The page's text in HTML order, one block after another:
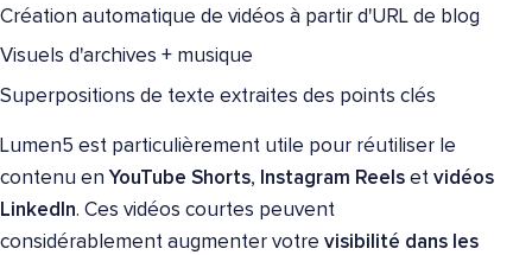
Création automatique de vidéos à partir d'URL de blog
Visuels d'archives + musique
Superpositions de texte extraites des points clés
Lumen5 est particulièrement utile pour réutiliser le
contenu en YouTube Shorts, Instagram Reels et vidéos
LinkedIn. Ces vidéos courtes peuvent
considérablement augmenter votre visibilité dans les